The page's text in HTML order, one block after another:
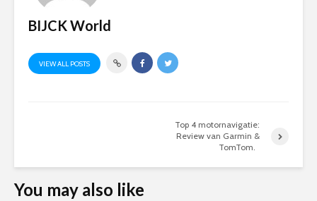
BIJCK World
VIEW ALL POSTS
Top 4 motornavigatie:
Review van Garmin &
TomTom.
You may also like